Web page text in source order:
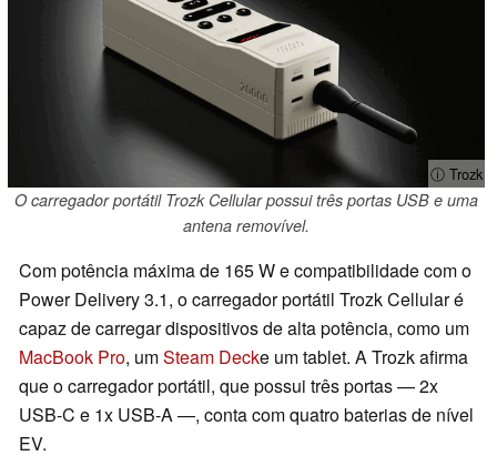
ⓘ Trozk
O carregador portátil Trozk Cellular possui três portas USB e uma
antena removível.
Com potência máxima de 165 W e compatibilidade com o
Power Delivery 3.1, o carregador portátil Trozk Cellular é
capaz de carregar dispositivos de alta potência, como um
MacBook Pro, umSteam Decke um tablet. A Trozk afirma
que o carregador portátil, que possui três portas — 2x
USB-C e 1x USB-A —, conta com quatro baterias de nível
EV.